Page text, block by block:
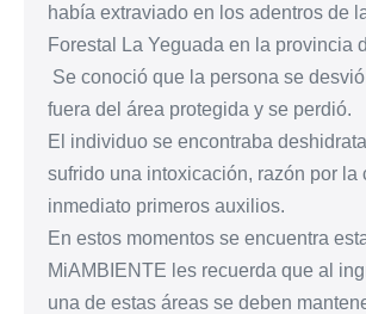
había extraviado en los adentros de
Forestal La Yeguada en la provincia
Se conoció que la persona se
fuera del área protegida y se perdió.
El individuo se encontraba
sufrido una intoxicación, razón por la
inmediato primeros auxilios.
En estos momentos se encuentra
MiAMBIENTE les recuerda que al
una de estas áreas se deben